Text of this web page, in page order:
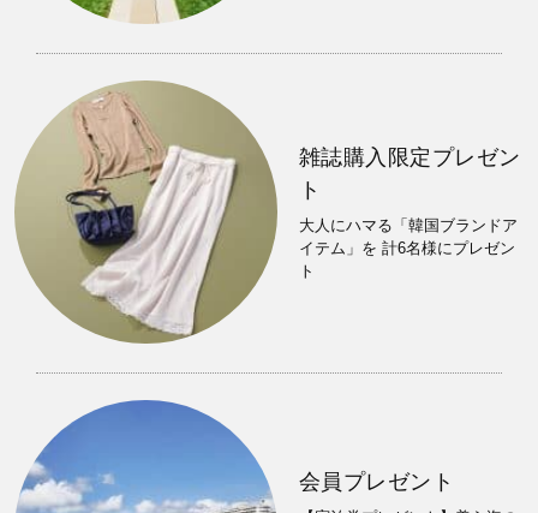
雑誌購入限定プレゼン
ト
大人にハマる「韓国ブランドア
イテム」を 計6名様にプレゼン
ト
会員プレゼント